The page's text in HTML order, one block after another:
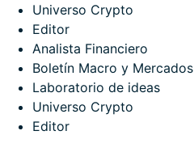
Universo Crypto
Editor
Analista Financiero
Boletín Macro y Mercados
Laboratorio de ideas
Universo Crypto
Editor